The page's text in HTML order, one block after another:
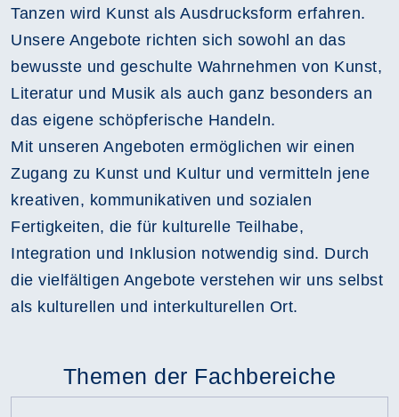
Tanzen wird Kunst als Ausdrucksform erfahren.
Unsere Angebote richten sich sowohl an das
bewusste und geschulte Wahrnehmen von Kunst,
Literatur und Musik als auch ganz besonders an
das eigene schöpferische Handeln.
Mit unseren Angeboten ermöglichen wir einen
Zugang zu Kunst und Kultur und vermitteln jene
kreativen, kommunikativen und sozialen
Fertigkeiten, die für kulturelle Teilhabe,
Integration und Inklusion notwendig sind. Durch
die vielfältigen Angebote verstehen wir uns selbst
als kulturellen und interkulturellen Ort.
Themen der Fachbereiche